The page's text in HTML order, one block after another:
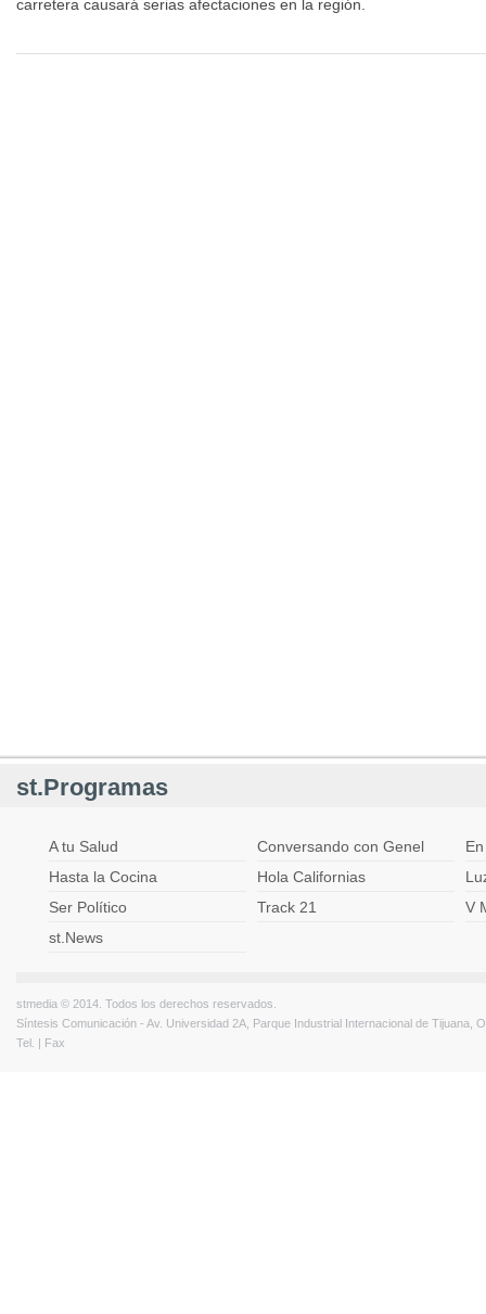
carretera causará serias afectaciones en la región.
st.Programas
A tu Salud Conversando con Genel
Hasta la Cocina
Hola Californias
Ser Político
Track 21
V
st.News
stmedia © 2014. Todos los derechos reservados.
Síntesis Comunicación - Av. Universidad 2A, Parque Industrial Internacional de Tijuana,
Tel. | Fax